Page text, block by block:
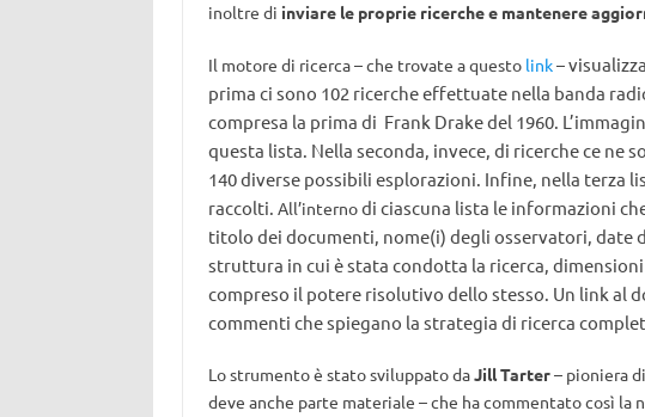
inoltre di inviare le proprie ricerche e mantenere
Il motore di ricerca – che trovate a questo link–
prima ci sono 102 ricerche effettuate nella banda
compresa la prima di Frank Drake del 1960.
questa lista. Nella seconda, invece, di ricerche ce ne
140 diverse possibili esplorazioni. Infine, nella terza
raccolti. All’internodi ciascuna lista le informazioni
titolo dei documenti, nome(i) degli osservatori, date
struttura in cui è stata condotta la ricerca,
compreso il potere risolutivo dello stesso. Un link al
commenti che spiegano la strategia di ricerca
Lo strumento è stato sviluppato daJill Tarter– pioniera
deve anche parte materiale – che ha commentato così la